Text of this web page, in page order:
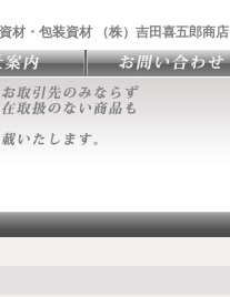
材・包装資材 （株）吉田喜五郎商店